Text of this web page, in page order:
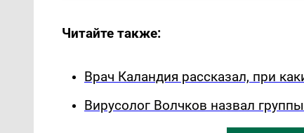
Читайте также:
Врач Каландия рассказал, при
Вирусолог Волчков назвал